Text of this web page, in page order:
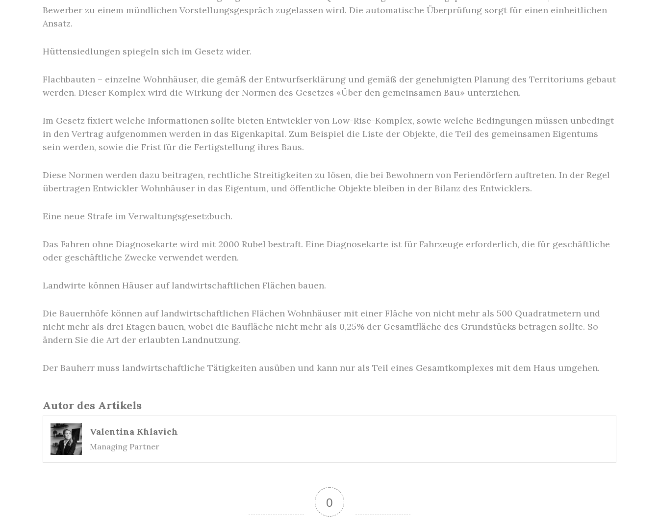
Bewerber zu einem mündlichen Vorstellungsgespräch zugelassen wird. Die automatische Überprüfung sorgt für einen einheitlichen
Ansatz.
Hüttensiedlungen spiegeln sich im Gesetz wider.
Flachbauten – einzelne Wohnhäuser, die gemäß der Entwurfserklärung und gemäß der genehmigten Planung des Territoriums gebaut
werden. Dieser Komplex wird die Wirkung der Normen des Gesetzes «Über den gemeinsamen Bau» unterziehen.
Im Gesetz fixiert welche Informationen sollte bieten Entwickler von Low-Rise-Komplex, sowie welche Bedingungen müssen unbedingt
in den Vertrag aufgenommen werden in das Eigenkapital. Zum Beispiel die Liste der Objekte, die Teil des gemeinsamen Eigentums
sein werden, sowie die Frist für die Fertigstellung ihres Baus.
Diese Normen werden dazu beitragen, rechtliche Streitigkeiten zu lösen, die bei Bewohnern von Feriendörfern auftreten. In der Regel
übertragen Entwickler Wohnhäuser in das Eigentum, und öffentliche Objekte bleiben in der Bilanz des Entwicklers.
Eine neue Strafe im Verwaltungsgesetzbuch.
Das Fahren ohne Diagnosekarte wird mit 2000 Rubel bestraft. Eine Diagnosekarte ist für Fahrzeuge erforderlich, die für geschäftliche
oder geschäftliche Zwecke verwendet werden.
Landwirte können Häuser auf landwirtschaftlichen Flächen bauen.
Die Bauernhöfe können auf landwirtschaftlichen Flächen Wohnhäuser mit einer Fläche von nicht mehr als 500 Quadratmetern und
nicht mehr als drei Etagen bauen, wobei die Baufläche nicht mehr als 0,25% der Gesamtfläche des Grundstücks betragen sollte. So
ändern Sie die Art der erlaubten Landnutzung.
Der Bauherr muss landwirtschaftliche Tätigkeiten ausüben und kann nur als Teil eines Gesamtkomplexes mit dem Haus umgehen.
Autor des Artikels
Valentina Khlavich
Managing Partner
0